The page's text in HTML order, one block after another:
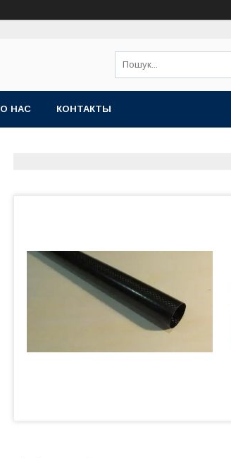
О НАС КОНТАКТЫ